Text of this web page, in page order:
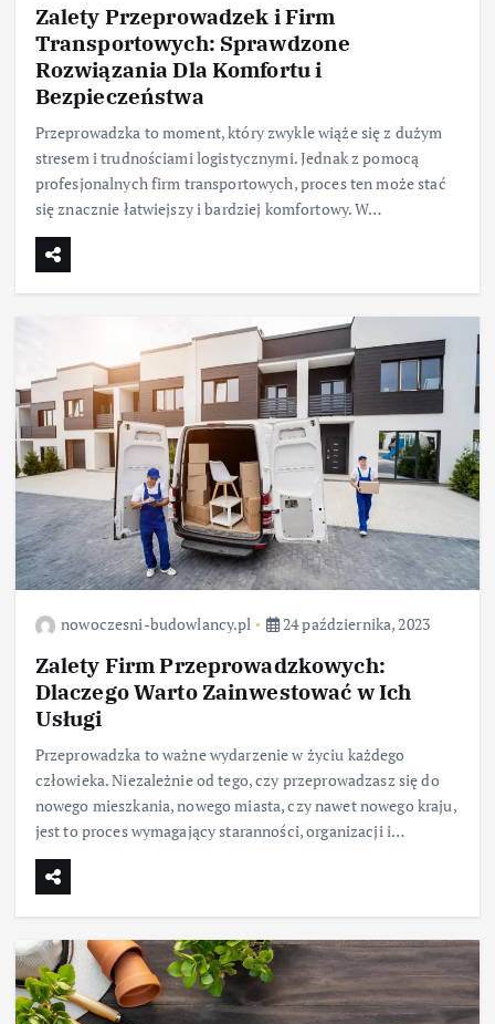
Zalety Przeprowadzek i Firm
Transportowych: Sprawdzone
Rozwiązania Dla Komfortu i
Bezpieczeństwa
Przeprowadzka to moment, który zwykle wiąże się z dużym
stresem i trudnościami logistycznymi. Jednak z pomocą
profesjonalnych firm transportowych, proces ten może stać
się znacznie łatwiejszy i bardziej komfortowy. W…
nowoczesni-budowlancy.pl 24 października, 2023
Zalety Firm Przeprowadzkowych:
Dlaczego Warto Zainwestować w Ich
Usługi
Przeprowadzka to ważne wydarzenie w życiu każdego
człowieka. Niezależnie od tego, czy przeprowadzasz się do
nowego mieszkania, nowego miasta, czy nawet nowego kraju,
jest to proces wymagający staranności, organizacji i…